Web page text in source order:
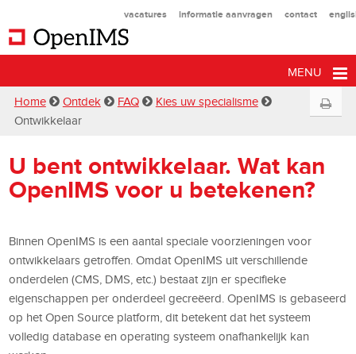
vacatures informatie aanvragen contact
MENU
Home Ontdek FAQ
Kies uw specialisme
Ontwikkelaar
U bent ontwikkelaar. Wat kan
OpenIMS voor u betekenen?
Binnen OpenIMS is een aantal speciale voorzieningen voor
ontwikkelaars getroffen. Omdat OpenIMS uit verschillende
onderdelen (CMS, DMS, etc.) bestaat zijn er specifieke
eigenschappen per onderdeel gecreëerd. OpenIMS is gebaseerd
op het Open Source platform, dit betekent dat het systeem
volledig database en operating systeem onafhankelijk kan